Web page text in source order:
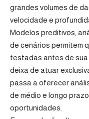
grandes volumes de
velocidade e
Modelos preditivos,
de cenários permitem
testadas antes de sua
deixa de atuar
passa a oferecer
de médio e longo
oportunidades.